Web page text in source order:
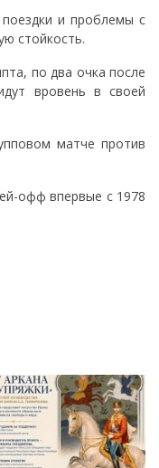
и проблемы с
стойкость.
по два очка после
вровень в своей
матче против
офф впервые с 1978